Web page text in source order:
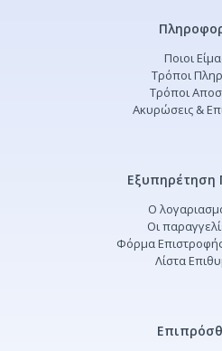
Ποιοι
Τρόποι
Τρόποι
Ακυρώσεις &
Εξυπηρέτηση
Ο
Οι
Φόρμα
Λίστα